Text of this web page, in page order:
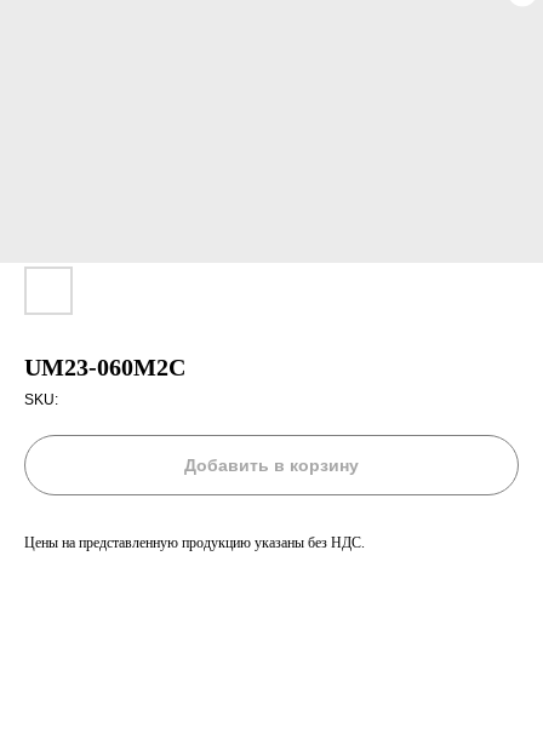
UM23-060M2C
SKU:
Добавить в корзину
Цены на представленную продукцию указаны без НДС.